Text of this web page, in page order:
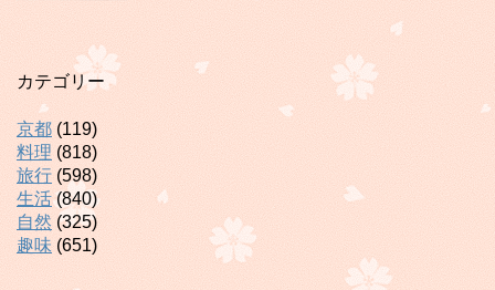
カテゴリー
京都 (119)
料理 (818)
旅行 (598)
生活(840)
自然 (325)
趣味 (651)